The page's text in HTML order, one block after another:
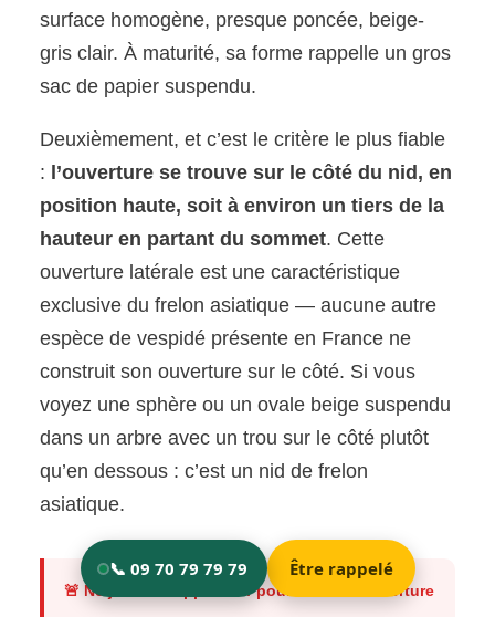
surface homogène, presque poncée, beige-
gris clair. À maturité, sa forme rappelle un gros
sac de papier suspendu.
Deuxièmement, et c’est le critère le plus fiable
: l’ouverture se trouve sur le côté du nid, en
position haute, soit à environ un tiers de la
hauteur en partant du sommet. Cette
ouverture latérale est une caractéristique
exclusive du frelon asiatique — aucune autre
espèce de vespidé présente en France ne
construit son ouverture sur le côté. Si vous
voyez une sphère ou un ovale beige suspendu
dans un arbre avec un trou sur le côté plutôt
qu’en dessous : c’est un nid de frelon
asiatique.
🚨 Ne jamais s’approcher pour vérifier l’ouverture